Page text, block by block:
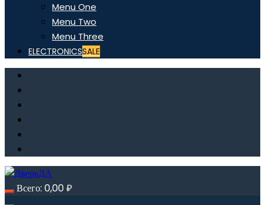
Menu One
Menu Two
Menu Three
ELECTRONICSSALE
Всего: 0,00₽